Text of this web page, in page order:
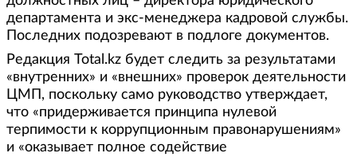
департамента и экс-менеджера кадровой службы.
Последних подозревают в подлоге документов.
Редакция Total.kz будет следить за результатами
«внутренних» и «внешних» проверок деятельности
ЦМП, поскольку само руководство утверждает,
что «придерживается принципа нулевой
терпимости к коррупционным правонарушениям»
и «оказывает полное содействие